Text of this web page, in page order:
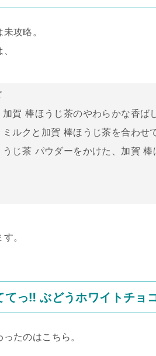
攻略。
加賀 棒ほうじ茶のやわらかな香ば
ミルクと加賀 棒ほうじ茶を合わ
うじ茶 パウダーをかけた、加賀
。
てっ‼ ぶどうホワイトチョ
たのはこちら。